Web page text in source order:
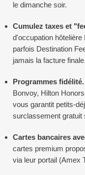
le dimanche soir.
Cumulez taxes et
d'occupation
parfois Destination
jamais la facture finale.
Programmes fidélité.
Bonvoy, Hilton
vous garantit petits-
surclassement gratuit
Cartes bancaires
cartes premium
via leur portail (Amex